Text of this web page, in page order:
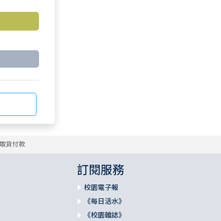
貨付款
訂閱服務
校園電子報
《每日活水》
《校園雜誌》